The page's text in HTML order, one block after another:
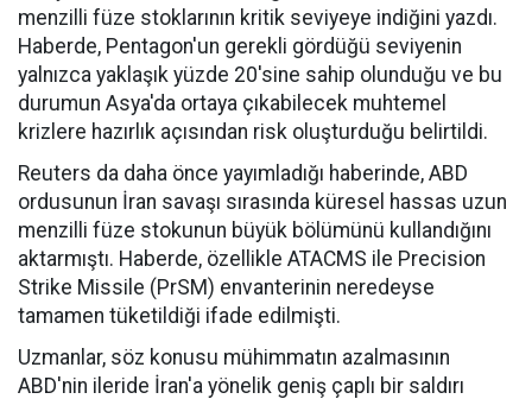
menzilli füze stoklarının kritik seviyeye indiğini yazdı.
Haberde, Pentagon'un gerekli gördüğü seviyenin
yalnızca yaklaşık yüzde 20'sine sahip olunduğu ve bu
durumun Asya'da ortaya çıkabilecek muhtemel
krizlere hazırlık açısından risk oluşturduğu belirtildi.
Reuters da daha önce yayımladığı haberinde, ABD
ordusunun İran savaşı sırasında küresel hassas uzun
menzilli füze stokunun büyük bölümünü kullandığını
aktarmıştı. Haberde, özellikle ATACMS ile Precision
Strike Missile (PrSM) envanterinin neredeyse
tamamen tüketildiği ifade edilmişti.
Uzmanlar, söz konusu mühimmatın azalmasının
ABD'nin ileride İran'a yönelik geniş çaplı bir saldırı